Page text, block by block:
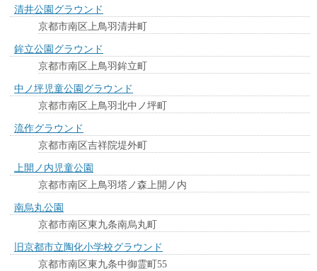
清井公園グラウンド
京都市南区上鳥羽清井町
鉾立公園グラウンド
京都市南区上鳥羽鉾立町
中ノ坪児童公園グラウンド
京都市南区上鳥羽北中ノ坪町
流作グラウンド
京都市南区吉祥院堤外町
上開ノ内児童公園
京都市南区上鳥羽塔ノ森上開ノ内
南烏丸公園
京都市南区東九条南烏丸町
旧京都市立陶化小学校グラウンド
京都市南区東九条中御霊町55